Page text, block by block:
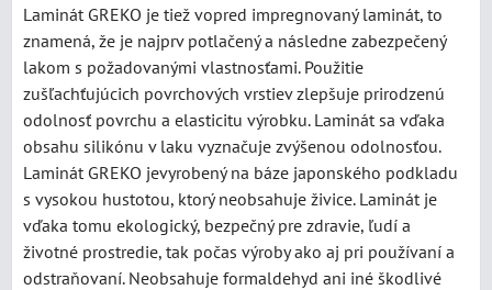
Laminát GREKO je tiež vopred impregnovaný laminát, to
znamená, že je najprv potlačený a následne zabezpečený
lakom s požadovanými vlastnosťami. Použitie
zušľachťujúcich povrchových vrstiev zlepšuje prirodzenú
odolnosť povrchu a elasticitu výrobku. Laminát sa vďaka
obsahu silikónu v laku vyznačuje zvýšenou odolnosťou.
Laminát GREKO jevyrobený na báze japonského podkladu
s vysokou hustotou, ktorý neobsahuje živice. Laminát je
vďaka tomu ekologický, bezpečný pre zdravie, ľudí a
životné prostredie, tak počas výroby ako aj pri používaní a
odstraňovaní. Neobsahuje formaldehyd ani iné škodlivé